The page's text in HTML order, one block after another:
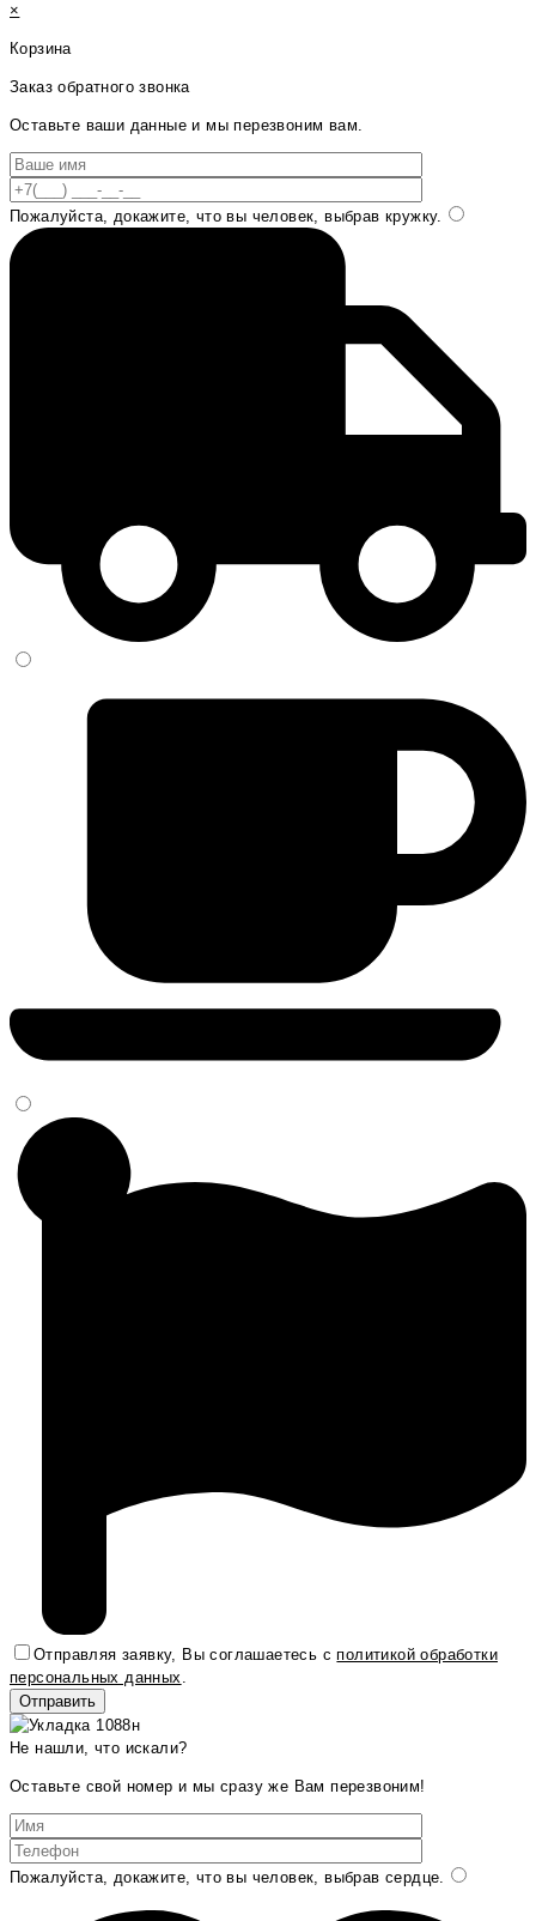
×
Корзина
Заказ обратного звонка
Оставьте ваши данные и мы перезвоним вам.
Пожалуйста, докажите, что вы человек, выбрав кружку.
Отправляя заявку, Вы соглашаетесь сполитикой обработки
персональных данных.
Не нашли, что искали?
Оставьте свой номер и мы сразу же Вам перезвоним!
Пожалуйста, докажите, что вы человек, выбрав сердце.